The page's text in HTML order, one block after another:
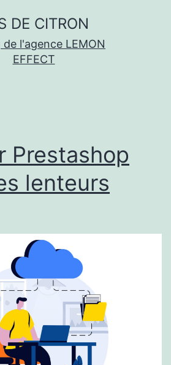
DE CITRON
de l'agence LEMON
EFFECT
Prestashop
lenteurs